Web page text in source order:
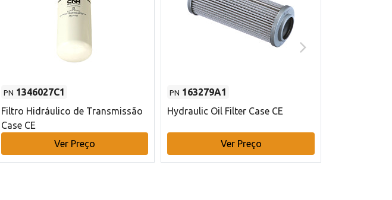
PN 1346027C1
Filtro Hidráulico de Transmissão
Case CE
Ver Preço
PN 163279A1
Hydraulic Oil Filter Case CE
Ver Preço